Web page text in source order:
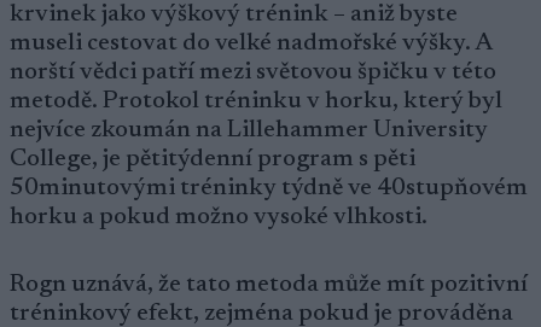
krvinek jako výškový trénink – aniž byste
museli cestovat do velké nadmořské výšky. A
norští vědci patří mezi světovou špičku v této
metodě. Protokol tréninku v horku, který byl
nejvíce zkoumán na Lillehammer University
College, je pětitýdenní program s pěti
50minutovými tréninky týdně ve 40stupňovém
horku a pokud možno vysoké vlhkosti.
Rogn uznává, že tato metoda může mít pozitivní
tréninkový efekt, zejména pokud je prováděna